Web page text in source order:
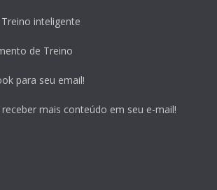
inteligente
de Treino
para seu email!
mais conteúdo em seu e-mail!